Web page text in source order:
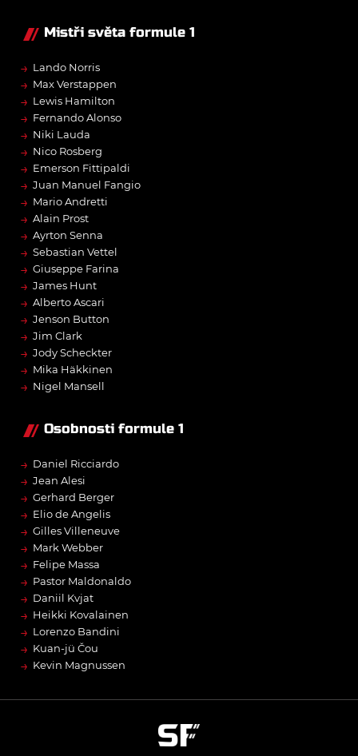
Mistři světa formule 1
→ Lando Norris
→ Max Verstappen
→ Lewis Hamilton
→ Fernando Alonso
→ Niki Lauda
→ Nico Rosberg
→ Emerson Fittipaldi
→ Juan Manuel Fangio
→ Mario Andretti
→ Alain Prost
→ Ayrton Senna
→ Sebastian Vettel
→ Giuseppe Farina
→ James Hunt
→ Alberto Ascari
→ Jenson Button
→ Jim Clark
→ Jody Scheckter
→ Mika Häkkinen
→ Nigel Mansell
Osobnosti formule 1
→ Daniel Ricciardo
→ Jean Alesi
→ Gerhard Berger
→ Elio de Angelis
→ Gilles Villeneuve
→ Mark Webber
→ Felipe Massa
→ Pastor Maldonaldo
→ Daniil Kvjat
→ Heikki Kovalainen
→ Lorenzo Bandini
→ Kuan-jü Čou
→ Kevin Magnussen